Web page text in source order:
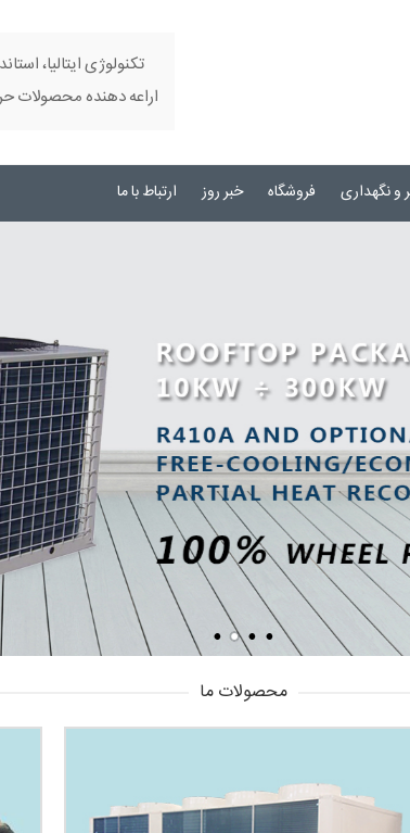
تکنولوژی ایتالیا،
اراعه دهنده محصولات
و نگهداری فروشگاه خبر روز ارتباط با ما
محصولات ما